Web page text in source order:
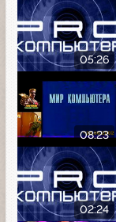
05:26
08:23
02:24